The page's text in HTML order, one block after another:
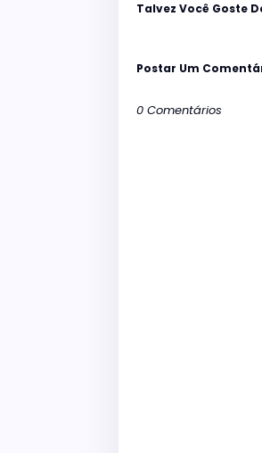
Talvez Você Goste
Postar Um
0 Comentários